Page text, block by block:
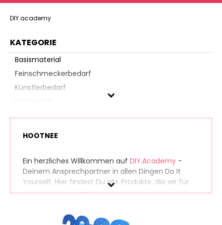
DIY.academy
KATEGORIE
Basismaterial
Feinschmeckerbedarf
Künstlerbedarf
Papierbasteln
Spielzeug & Modellbau
HOOTNEE
HOOTNEE
Ein herzliches Willkommen auf DIY.Academy -
Deinem Ansprechpartner in allen Dingen Do It
Yourself. Hier findest Du alle Produkte, die wir für
die Marke HOOTNEE in zahlreichen Online-Shops
Produkte ganz einfach. Gleichzeitig vergleichen wir